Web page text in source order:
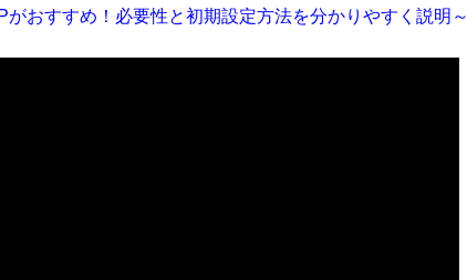
がおすすめ！必要性と初期設定方法を分かりやすく説明～